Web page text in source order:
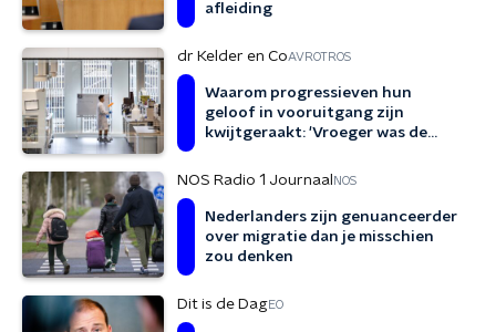
afleiding
dr Kelder en CoAVROTROS
Waarom progressieven hun
geloof in vooruitgang zijn
kwijtgeraakt: 'Vroeger was de
NOS Radio 1 Journaal NOS
Nederlanders zijn genuanceerder
over migratie dan je misschien
zou denken
Dit is de DagEO